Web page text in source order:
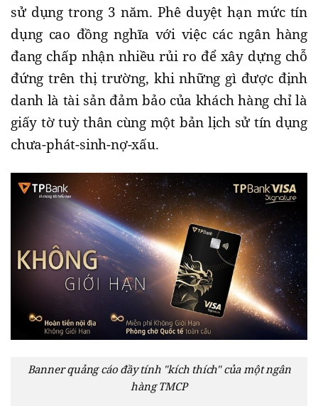
sử dụng trong 3 năm. Phê duyệt hạn mức tín
dụng cao đồng nghĩa với việc các ngân hàng
đang chấp nhận nhiều rủi ro để xây dựng chỗ
đứng trên thị trường, khi những gì được định
danh là tài sản đảm bảo của khách hàng chỉ là
giấy tờ tuỳ thân cùng một bản lịch sử tín dụng
chưa-phát-sinh-nợ-xấu.
Banner quảng cáo đầy tính "kích thích" của một ngân
hàng TMCP